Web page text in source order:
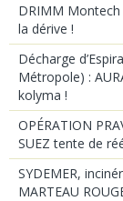
DRIMM Montech
la dérive !
Décharge
Métropole) :
kolyma !
OPÉRATION
SUEZ tente de
SYDEMER,
MARTEAU